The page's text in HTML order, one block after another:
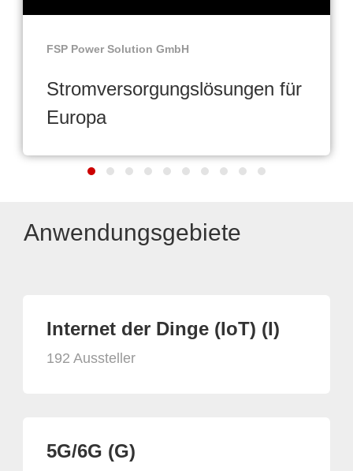
FSP Power Solution GmbH
Stromversorgungslösungen für
Europa
Anwendungsgebiete
Internet der Dinge (IoT) (I)
192 Aussteller
5G/6G (G)